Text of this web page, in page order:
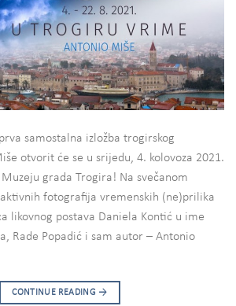
samostalna izložba trogirskog
otvorit će se u srijedu, 4. kolovoza 2021.
grada Trogira! Na svečanom
fotografija vremenskih (ne)prilika
likovnog postava Daniela Kontić u ime
Rade Popadić i sam autor – Antonio
CONTINUE READING →